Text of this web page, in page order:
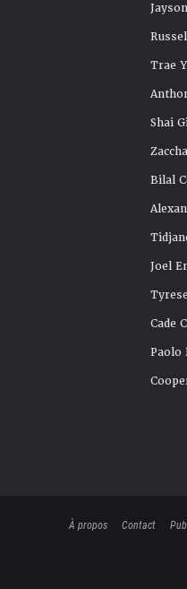
Trae
Shai
Bilal
Joel
Cade
Paolo
À propos Contact